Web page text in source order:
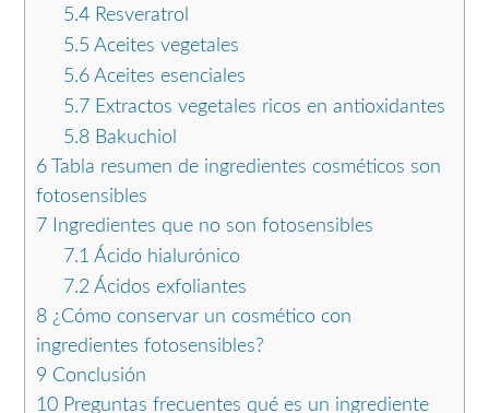
5.4Resveratrol
5.5 Aceites vegetales
5.6Aceites esenciales
5.7Extractos vegetales ricos en antioxidantes
5.8Bakuchiol
6 Tabla resumen de ingredientes cosméticos son
fotosensibles
7 Ingredientes que no son fotosensibles
7.1 Ácido hialurónico
7.2Ácidos exfoliantes
8 ¿Cómo conservar un cosmético con
ingredientes fotosensibles?
9 Conclusión
10 Preguntas frecuentes qué es un ingrediente